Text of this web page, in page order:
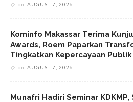
on AUGUST 7, 2026
Kominfo Makassar Terima
Awards, Roem Paparkan
Tingkatkan Kepercayaan Publik
on AUGUST 7, 2026
Munafri Hadiri Seminar KDKMP,